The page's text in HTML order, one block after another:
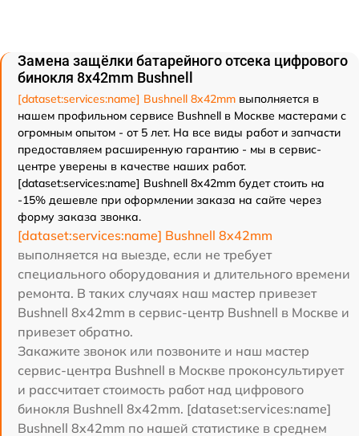
Замена защёлки батарейного отсека цифрового
бинокля 8x42mm Bushnell
[dataset:services:name] Bushnell 8x42mm выполняется в
нашем профильном сервисе Bushnell в Москве мастерами с
огромным опытом - от 5 лет. На все виды работ и запчасти
предоставляем расширенную гарантию - мы в сервис-
центре уверены в качестве наших работ.
[dataset:services:name] Bushnell 8x42mm будет стоить на
-15% дешевле при оформлении заказа на сайте через
форму заказа звонка.
[dataset:services:name] Bushnell 8x42mm
выполняется на выезде, если не требует
специального оборудования и длительного времени
ремонта. В таких случаях наш мастер привезет
Bushnell 8x42mm в сервис-центр Bushnell в Москве и
привезет обратно.
Закажите звонок или позвоните и наш мастер
сервис-центра Bushnell в Москве проконсультирует
и рассчитает стоимость работ над цифрового
бинокля Bushnell 8x42mm. [dataset:services:name]
Bushnell 8x42mm по нашей статистике в среднем